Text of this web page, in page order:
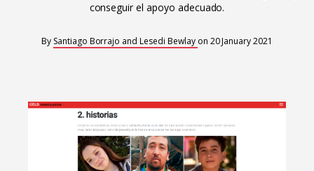
Human rights research databases
conseguir el apoyo adecuado.
By Santiago Borrajo and Lesedi Bewlay on 20 January 2021